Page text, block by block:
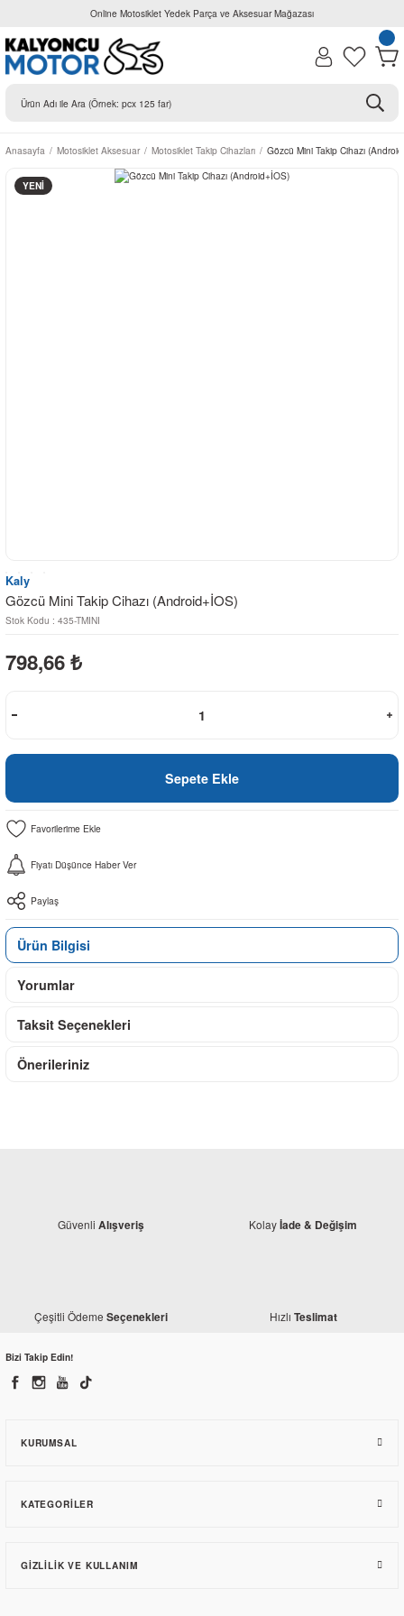
Online Motosiklet Yedek Parça ve Aksesuar Mağazası
Anasayfa Motosiklet Aksesuar Motosiklet Takip Cihazları Gözcü Mini Takip Cihazı
YENİ
Kaly
Gözcü Mini Takip Cihazı (Android+İOS)
Stok Kodu : 435-TMINI
798,66 ₺
Sepete Ekle
Fiyatı Düşünce Haber Ver
Paylaş
Ürün Bilgisi
Yorumlar
Taksit Seçenekleri
Önerileriniz
Güvenli Alışveriş Kolayİade & Değişim
Çeşitli Ödeme Seçenekleri Hızlı Teslimat
Bizi Takip Edin!
KURUMSAL
KATEGORILER
GIZLILIK VE KULLANIM